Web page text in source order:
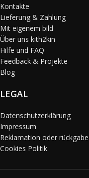
Kontakte
Lieferung & Zahlung
Mit eigenem bild
Über uns kith2kin
Hilfe und FAQ
Feedback & Projekte
Blog
LEGAL
Datenschutzerklärung
Impressum
Reklamation oder rückgabe
Cookies Politik